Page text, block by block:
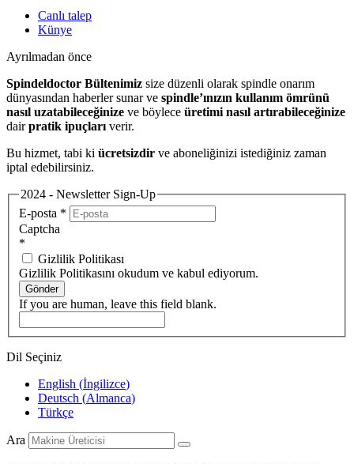
Canlı talep
Künye
Ayrılmadan önce
Spindeldoctor Bültenimiz size düzenli olarak spindle onarım
dünyasından haberler sunar ve spindle’ınızın kullanım ömrünü
nasıl uzatabileceğinize ve böylece üretimi nasıl artırabileceğinize
dairpratik ipuçları verir.
Bu hizmet, tabi ki ücretsizdir ve aboneliğinizi istediğiniz zaman
iptal edebilirsiniz.
2024 - Newsletter Sign-Up
E-posta *
Captcha
*
Gizlilik Politikası
Gizlilik Politikasını okudum ve kabul ediyorum.
Gönder
If you are human, leave this field blank.
Dil Seçiniz
English (İngilizce)
Deutsch (Almanca)
Türkçe
Ara